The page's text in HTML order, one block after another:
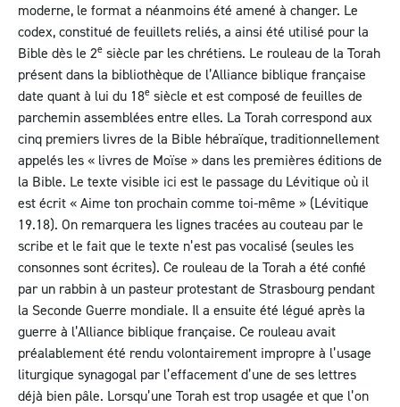
moderne, le format a néanmoins été amené à changer. Le
codex, constitué de feuillets reliés, a ainsi été utilisé pour la
Bible dès le 2e siècle par les chrétiens. Le rouleau de la Torah
présent dans la bibliothèque de l’Alliance biblique française
date quant à lui du 18e siècle et est composé de feuilles de
parchemin assemblées entre elles. La Torah correspond aux
cinq premiers livres de la Bible hébraïque, traditionnellement
appelés les « livres de Moïse » dans les premières éditions de
la Bible. Le texte visible ici est le passage du Lévitique où il
est écrit « Aime ton prochain comme toi-même » (Lévitique
19.18). On remarquera les lignes tracées au couteau par le
scribe et le fait que le texte n’est pas vocalisé (seules les
consonnes sont écrites). Ce rouleau de la Torah a été confié
par un rabbin à un pasteur protestant de Strasbourg pendant
la Seconde Guerre mondiale. Il a ensuite été légué après la
guerre à l’Alliance biblique française. Ce rouleau avait
préalablement été rendu volontairement impropre à l’usage
liturgique synagogal par l’effacement d’une de ses lettres
déjà bien pâle. Lorsqu’une Torah est trop usagée et que l’on